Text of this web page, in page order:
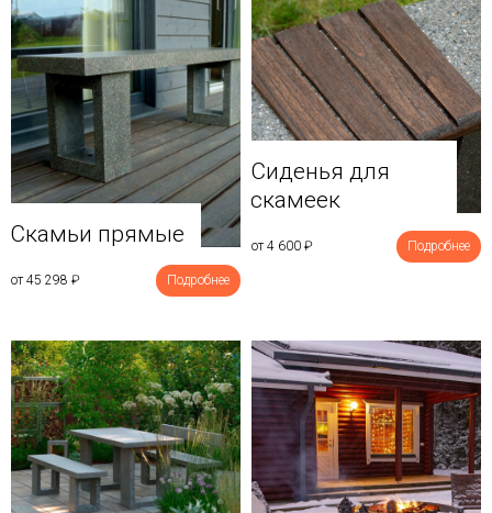
Скамьи прямые
от 45 298 ₽ Подробнее
Сиденья для
скамеек
от 4 600 ₽ Подробнее